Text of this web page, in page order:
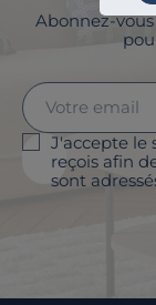
Abonnez-
J'accepte le
reçois afin
sont